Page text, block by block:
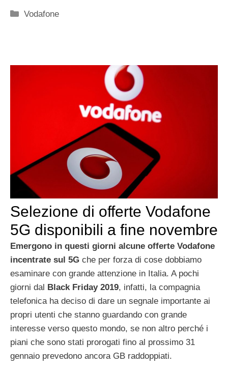
Categorie
Vodafone
Selezione di offerte Vodafone
5G disponibili a fine novembre
Emergono in questi giorni alcune offerte Vodafone
incentrate sul 5G che per forza di cose dobbiamo
esaminare con grande attenzione in Italia. A pochi
giorni dal Black Friday 2019, infatti, la compagnia
telefonica ha deciso di dare un segnale importante ai
propri utenti che stanno guardando con grande
interesse verso questo mondo, se non altro perché i
piani che sono stati prorogati fino al prossimo 31
gennaio prevedono ancora GB raddoppiati.